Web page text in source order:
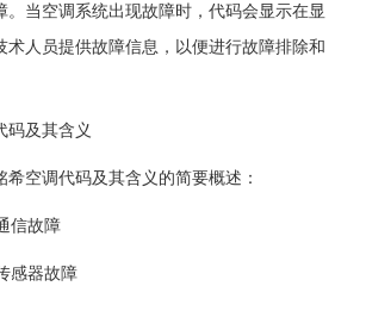
。当空调系统出现故障时，代码会显示在显
术人员提供故障信息，以便进行故障排除和
及其含义
空调代码及其含义的简要概述：
信故障
器故障